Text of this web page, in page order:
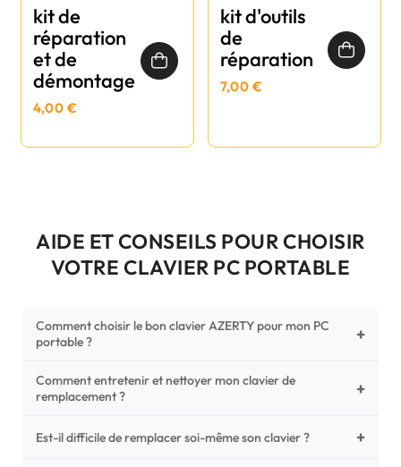
kit de
réparation
et de
démontage
4,00 €
kit d'outils
de
réparation
7,00 €
AIDE ET CONSEILS POUR CHOISIR
VOTRE CLAVIER PC PORTABLE
Comment choisir le bon clavier AZERTY pour mon PC
portable ?
+
Pour ne pas vous tromper, vérifiez trois points critiques sur
votre clavier d'origine : la disposition (AZERTY Français), la
photos HD) et l'emplacement des fixations (vis ou clips) au
Comment entretenir et nettoyer mon clavier de
remplacement ?
+
Un entretien régulier prolonge la vie de vos touches.
Est-il difficile de remplacer soi-même son clavier ? +